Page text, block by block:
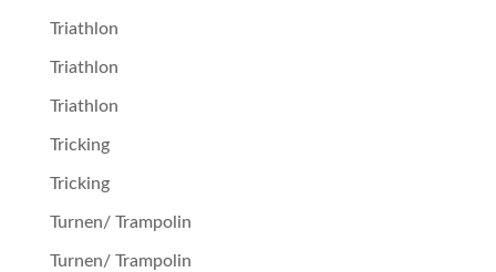
Triathlon
Triathlon
Triathlon
Tricking
Tricking
Turnen/ Trampolin
Turnen/ Trampolin